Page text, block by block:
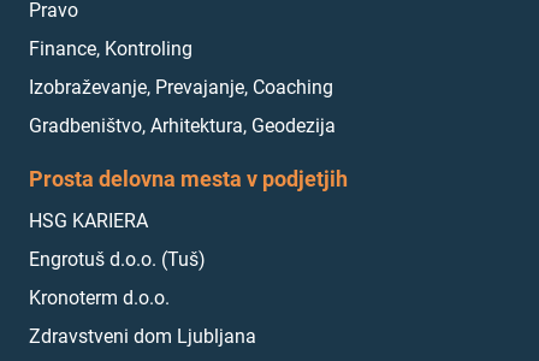
Pravo
Finance, Kontroling
Izobraževanje, Prevajanje, Coaching
Gradbeništvo, Arhitektura, Geodezija
Prosta delovna mesta v podjetjih
HSG KARIERA
Engrotuš d.o.o. (Tuš)
Kronoterm d.o.o.
Zdravstveni dom Ljubljana